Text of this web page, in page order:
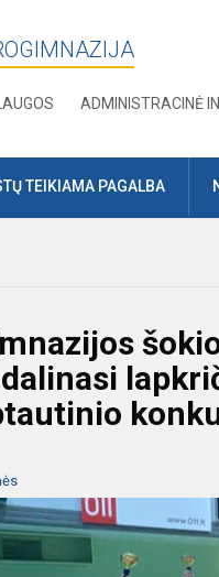
ADMINISTRACINĖ
TEIKIAMA PAGALBA